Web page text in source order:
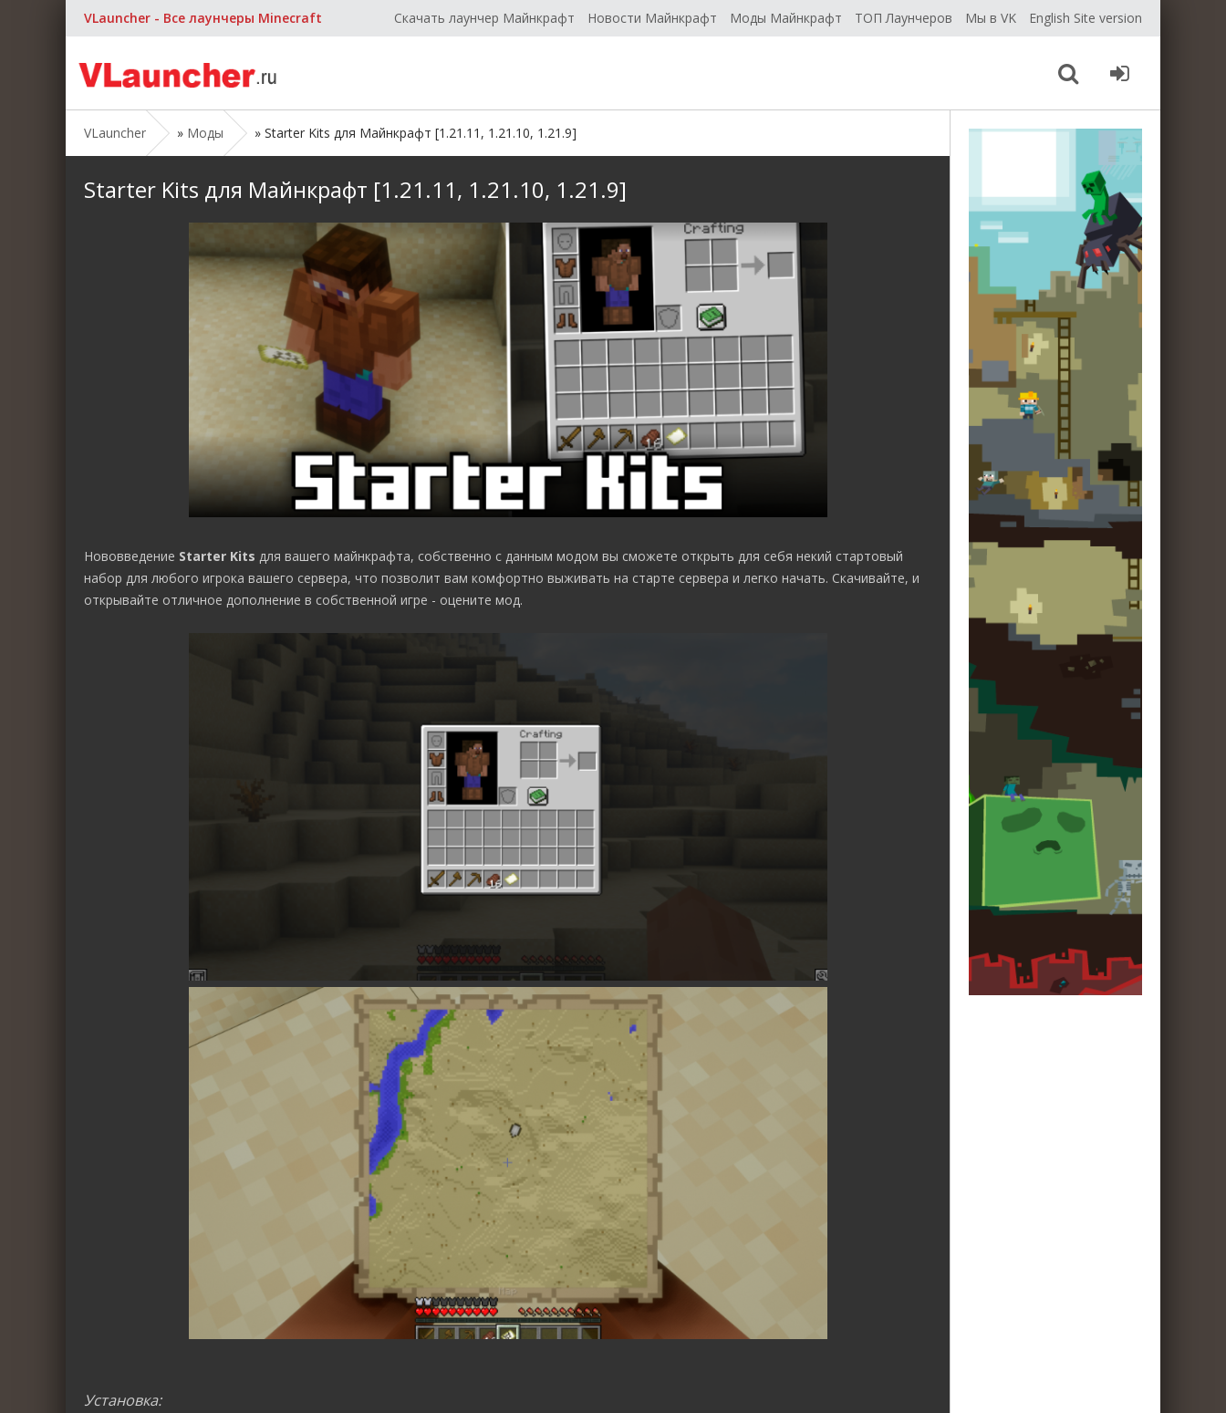
VLauncher - Все лаунчеры Minecraft Скачать лаунчер Майнкрафт Новости Майнкрафт Моды Майнкрафт ТОП Лаунчеров Мы в VK English Site version
VLauncher » Моды » Starter Kits для Майнкрафт [1.21.11, 1.21.10, 1.21.9]
Starter Kits для Майнкрафт [1.21.11, 1.21.10, 1.21.9]
Нововведение Starter Kits для вашего майнкрафта, собственно с данным модом вы сможете открыть для себя некий стартовый
набор для любого игрока вашего сервера, что позволит вам комфортно выживать на старте сервера и легко начать. Скачивайте, и
открывайте отличное дополнение в собственной игре - оцените мод.
Установка: